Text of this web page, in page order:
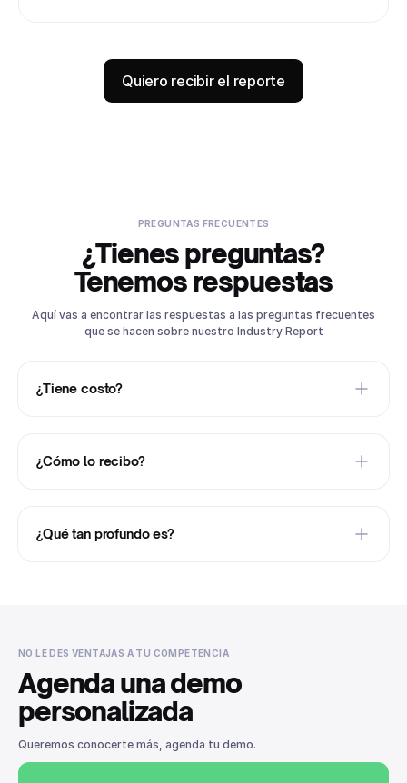
Quiero recibir el reporte
PREGUNTAS FRECUENTES
¿Tienes preguntas?
Tenemos respuestas
Aquí vas a encontrar las respuestas a las preguntas frecuentes
que se hacen sobre nuestro Industry Report
¿Tiene costo?
¿Cómo lo recibo?
¿Qué tan profundo es?
NO LE DES VENTAJAS A TU COMPETENCIA
Agenda una demo
personalizada
Queremos conocerte más, agenda tu demo.